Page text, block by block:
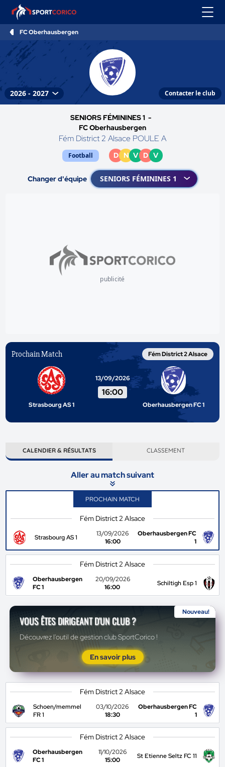
FC Oberhausbergen
Contacter le club
SENIORS FÉMININES 1 -
FC Oberhausbergen
Fém District 2 Alsace POULE A
Football D N V D V
Changer d'équipe
publicité
Prochain Match Fém District 2 Alsace
Strasbourg AS 1
13/09/2026
16:00
Oberhausbergen FC 1
CALENDIER & RÉSULTATS CLASSEMENT
Aller au match suivant
PROCHAIN MATCH
Fém District 2 Alsace
Strasbourg AS 1
13/09/2026
16:00
Oberhausbergen FC
1
Fém District 2 Alsace
Oberhausbergen
FC 1
20/09/2026
16:00
Schiltigh Esp 1
Nouveau!
VOUS ÊTES DIRIGEANT D'UN CLUB ?
Découvrez l'outil de gestion club SportCorico !
En savoir plus
Fém District 2 Alsace
Schoen/memmel
FR 1
03/10/2026
18:30
Oberhausbergen FC
1
Fém District 2 Alsace
Oberhausbergen
FC 1
11/10/2026
15:00
St Etienne Seltz FC 11